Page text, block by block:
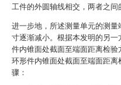
工件的外圆轴线相交，两者之间
进一步地，所述测量单元的测量
寸逐渐减小。根据本发明的另
件内锥面处截面至端面距离检
环形件内锥面处截面至端面距
骤：